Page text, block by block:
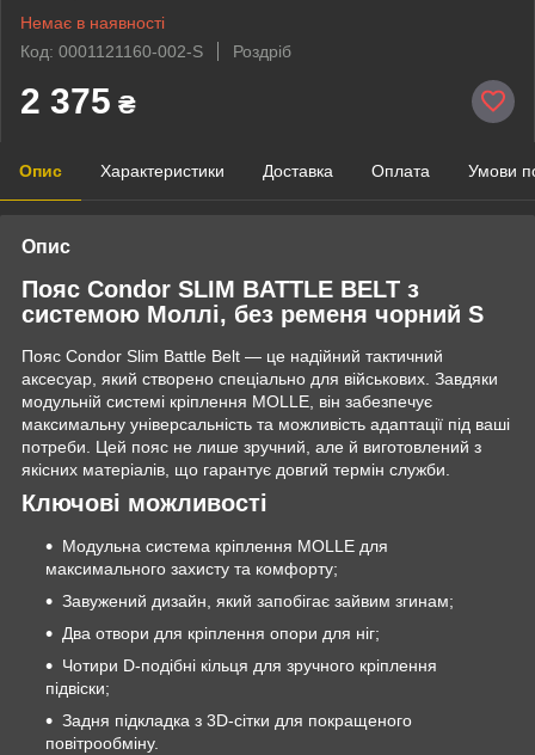
Немає в наявності
Код: 0001121160-002-S
Роздріб
2 375 ₴
Опис Характеристики Доставка Оплата Умови
Опис
Пояс Condor SLIM BATTLE BELT з
системою Моллі, без ременя чорний S
Пояс Condor Slim Battle Belt — це надійний тактичний
аксесуар, який створено спеціально для військових. Завдяки
модульній системі кріплення MOLLE, він забезпечує
максимальну універсальність та можливість адаптації під ваші
потреби. Цей пояс не лише зручний, але й виготовлений з
якісних матеріалів, що гарантує довгий термін служби.
Ключові можливості
Модульна система кріплення MOLLE для
максимального захисту та комфорту;
Завужений дизайн, який запобігає зайвим згинам;
Два отвори для кріплення опори для ніг;
Чотири D-подібні кільця для зручного кріплення
підвіски;
Задня підкладка з 3D-сітки для покращеного
повітрообміну.